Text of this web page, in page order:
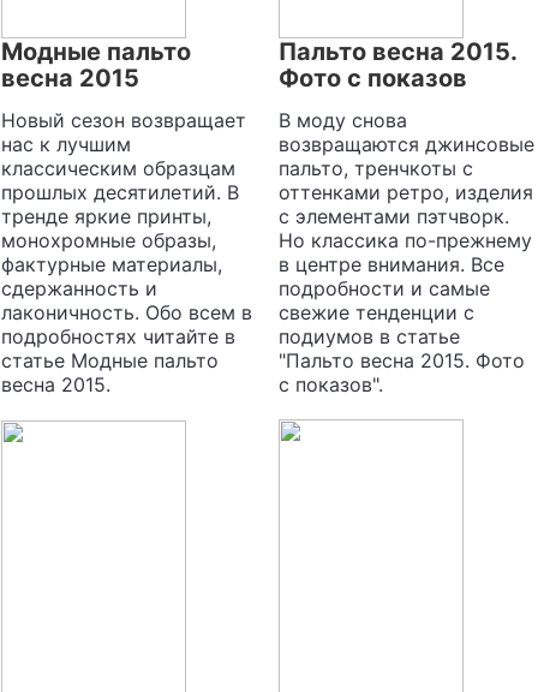
Модные пальто
весна 2015
Новый сезон возвращает
нас к лучшим
классическим образцам
прошлых десятилетий. В
тренде яркие принты,
монохромные образы,
фактурные материалы,
сдержанность и
лаконичность. Обо всем в
подробностях читайте в
статье Модные пальто
весна 2015.
Пальто весна 2015.
Фото с показов
В моду снова
возвращаются джинсовые
пальто, тренчкоты с
оттенками ретро, изделия
с элементами пэтчворк.
Но классика по-прежнему
в центре внимания. Все
подробности и самые
свежие тенденции с
подиумов в статье
"Пальто весна 2015. Фото
с показов".